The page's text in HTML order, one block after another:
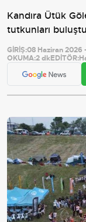
Kandıra Ütük
tutkunları
GİRİŞ:08 Haziran 2026
OKUMA:2 dkEDİTÖR: